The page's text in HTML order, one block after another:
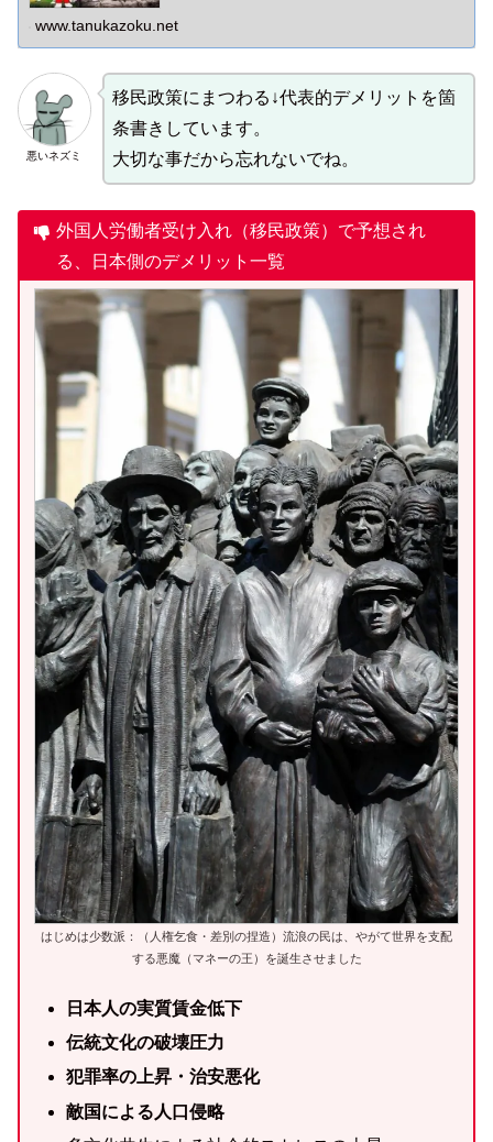
www.tanukazoku.net
悪いネズミ
移民政策にまつわる↓代表的デメリットを箇
条書きしています。
大切な事だから忘れないでね。
外国人労働者受け入れ（移民政策）で予想され
る、日本側のデメリット一覧
はじめは少数派：（人権乞食・差別の捏造）流浪の民は、やがて世界を支配
する悪魔（マネーの王）を誕生させました
日本人の実質賃金低下
伝統文化の破壊圧力
犯罪率の上昇・治安悪化
敵国による人口侵略